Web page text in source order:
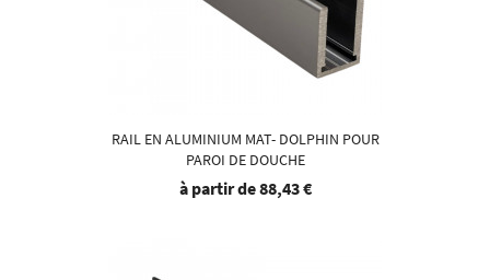
RAIL EN ALUMINIUM MAT- DOLPHIN POUR
PAROI DE DOUCHE
à partir de88,43 €